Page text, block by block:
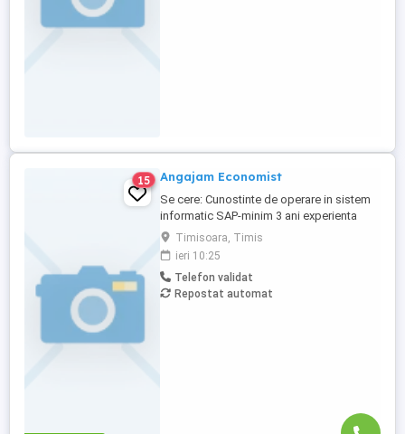
15 Angajam Economist
Se cere: Cunostinte de operare in sistem
informatic SAP-minim 3 ani experienta
Minim 3 ani experienta in contabilitate
financiara si de gestiune, Studii
superioare de profil (contabilitate)
Cunoștințe temeinice de legislație fiscală,
contabilitate financiară și de gestiune Bun
Timisoara, Timis
ieri 10:25
Telefon validat
Repostat automat